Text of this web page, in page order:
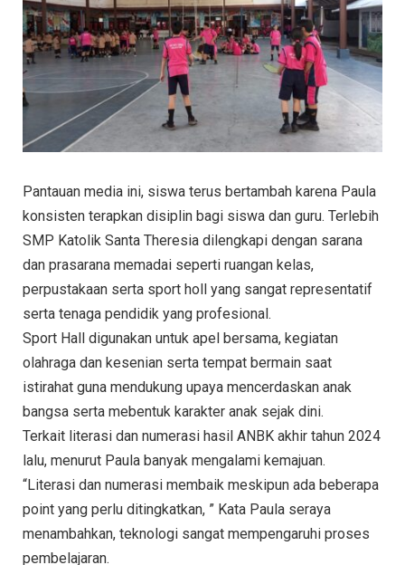
Pantauan media ini, siswa terus bertambah karena Paula
konsisten terapkan disiplin bagi siswa dan guru. Terlebih
SMP Katolik Santa Theresia dilengkapi dengan sarana
dan prasarana memadai seperti ruangan kelas,
perpustakaan serta sport holl yang sangat representatif
serta tenaga pendidik yang profesional.
Sport Hall digunakan untuk apel bersama, kegiatan
olahraga dan kesenian serta tempat bermain saat
istirahat guna mendukung upaya mencerdaskan anak
bangsa serta mebentuk karakter anak sejak dini.
Terkait literasi dan numerasi hasil ANBK akhir tahun 2024
lalu, menurut Paula banyak mengalami kemajuan.
“Literasi dan numerasi membaik meskipun ada beberapa
point yang perlu ditingkatkan, ” Kata Paula seraya
menambahkan, teknologi sangat mempengaruhi proses
pembelajaran.